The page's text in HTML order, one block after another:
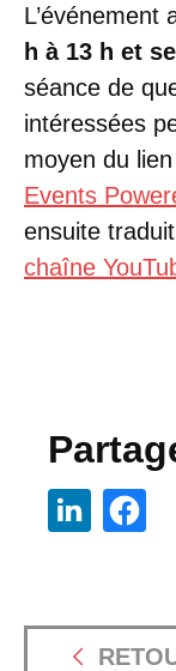
L’événement
h à 13 h et
séance de
intéressées
moyen du
Events
ensuite
chaîne